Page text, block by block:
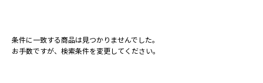
条件に一致する商品は見つかりませんでした。
お手数ですが、検索条件を変更してください。